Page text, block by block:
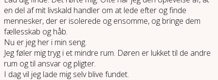
en del af mit livskald handler om at lede efter og finde
mennesker, der er isolerede og ensomme, og bringe dem
fællesskab og håb.
Nu er jeg her i min seng.
Jeg føler mig tryg i et mindre rum. Døren er lukket til de andre
rum og til ansvar og pligter.
I dag vil jeg lade mig selv blive fundet.